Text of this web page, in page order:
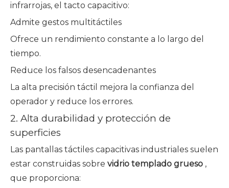
infrarrojas, el tacto capacitivo:
Admite gestos multitáctiles
Ofrece un rendimiento constante a lo largo del
tiempo.
Reduce los falsos desencadenantes
La alta precisión táctil mejora la confianza del
operador y reduce los errores.
2. Alta durabilidad y protección de
superficies
Las pantallas táctiles capacitivas industriales suelen
estar construidas sobre vidrio templado grueso ,
que proporciona: